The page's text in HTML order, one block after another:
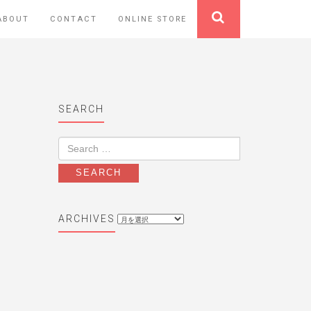
CONTACT ONLINE STORE
SEARCH
ARCHIVES archives